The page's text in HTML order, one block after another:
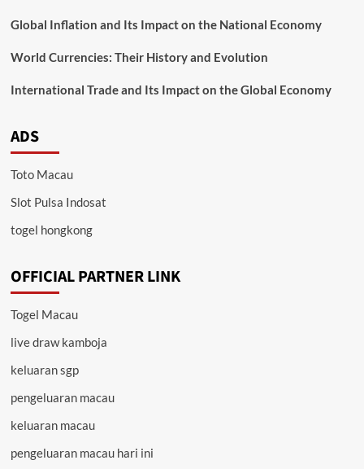
Global Inflation and Its Impact on the National Economy
World Currencies: Their History and Evolution
International Trade and Its Impact on the Global Economy
ADS
Toto Macau
Slot Pulsa Indosat
togel hongkong
OFFICIAL PARTNER LINK
Togel Macau
live draw kamboja
keluaran sgp
pengeluaran macau
keluaran macau
pengeluaran macau hari ini